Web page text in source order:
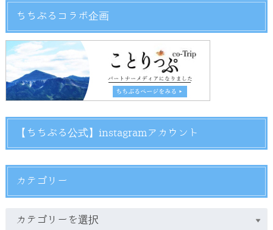
ちちぶるコラボ企画
【ちちぶる公式】instagramアカウント
カテゴリー